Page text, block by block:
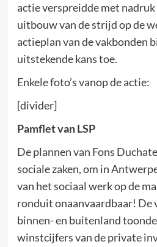
actie verspreidde met nadruk
uitbouw van de strijd op de
actieplan van de vakbonden
uitstekende kans toe.
Enkele foto’s vanop de actie:
[divider]
Pamflet van LSP
De plannen van Fons
sociale zaken, om in
van het sociaal werk op de
ronduit onaanvaardbaar! De
binnen- en buitenland
winstcijfers van de private